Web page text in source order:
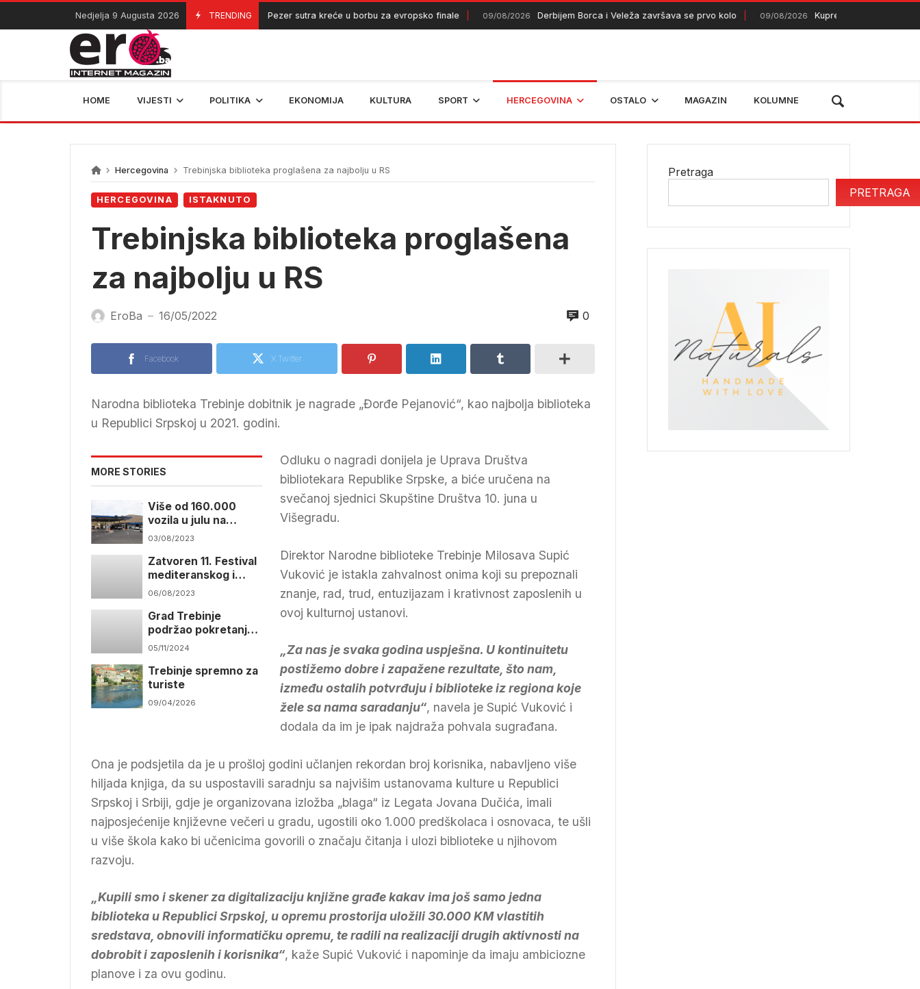
Skip
content
Nedjelja 9 Augusta 2026 TRENDING
09/08/2026 Pezer sutra kreće u borbu za evropsko finale 09/08/2026 Derbijem Borca i Veleža završava se prvo kolo 09/08/2026 Kupres dobija novi
HOME VIJESTI POLITIKA EKONOMIJA KULTURA SPORT HERCEGOVINA OSTALO MAGAZIN KOLUMNE
Hercegovina Trebinjska biblioteka proglašena za najbolju u RS
HERCEGOVINA ISTAKNUTO
Trebinjska biblioteka proglašena
za najbolju u RS
EroBa — 16/05/2022 0
Facebook X Twitter
Narodna biblioteka Trebinje dobitnik je nagrade „Đorđe Pejanović“, kao najbolja biblioteka
u Republici Srpskoj u 2021. godini.
MORE STORIES
Više od 160.000
vozila u julu na
prelazima Ivanica i
03/08/2023
Zatvoren 11. Festival
mediteranskog i
evropskog filma
06/08/2023
Grad Trebinje
podržao pokretanje
57 samostalnih
05/11/2024
Trebinje spremno za
turiste
09/04/2026
Odluku o nagradi donijela je Uprava Društva
bibliotekara Republike Srpske, a biće uručena na
svečanoj sjednici Skupštine Društva 10. juna u
Višegradu.
Direktor Narodne biblioteke Trebinje Milosava Supić
Vuković je istakla zahvalnost onima koji su prepoznali
znanje, rad, trud, entuzijazam i krativnost zaposlenih u
ovoj kulturnoj ustanovi.
„Za nas je svaka godina uspješna. U kontinuitetu
postižemo dobre i zapažene rezultate, što nam,
između ostalih potvrđuju i biblioteke iz regiona koje
žele sa nama saradanju“, navela je Supić Vuković i
dodala da im je ipak najdraža pohvala sugrađana.
Ona je podsjetila da je u prošloj godini učlanjen rekordan broj korisnika, nabavljeno više
hiljada knjiga, da su uspostavili saradnju sa najvišim ustanovama kulture u Republici
Srpskoj i Srbiji, gdje je organizovana izložba „blaga“ iz Legata Jovana Dučića, imali
najposjećenije književne večeri u gradu, ugostili oko 1.000 predškolaca i osnovaca, te ušli
u više škola kako bi učenicima govorili o značaju čitanja i ulozi biblioteke u njihovom
razvoju.
„Kupili smo i skener za digitalizaciju knjižne građe kakav ima još samo jedna
biblioteka u Republici Srpskoj, u opremu prostorija uložili 30.000 KM vlastitih
sredstava, obnovili informatičku opremu, te radili na realizaciji drugih aktivnosti na
dobrobit i zaposlenih i korisnika“, kaže Supić Vuković i napominje da imaju ambiciozne
planove i za ovu godinu.
Pretraga
PRETRAGA